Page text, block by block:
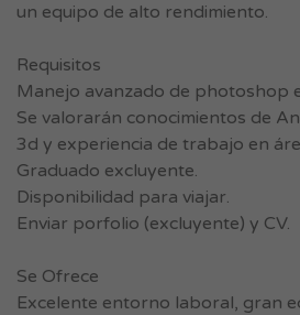
un equipo de alto rendimiento.
Requisitos
Manejo avanzado de photoshop
Se valorarán conocimientos de
3d y experiencia de trabajo en
Graduado excluyente.
Disponibilidad para viajar.
Enviar porfolio (excluyente) y CV.
Se Ofrece
Excelente entorno laboral, gran